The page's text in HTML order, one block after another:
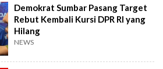
Demokrat Sumbar Pasang Target
Rebut Kembali Kursi DPR RI yang
Hilang
NEWS